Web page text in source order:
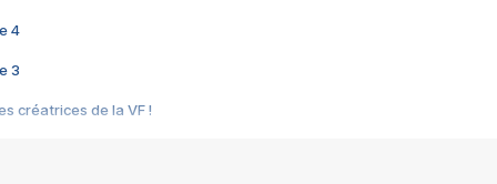
4
3
créatrices de la VF !